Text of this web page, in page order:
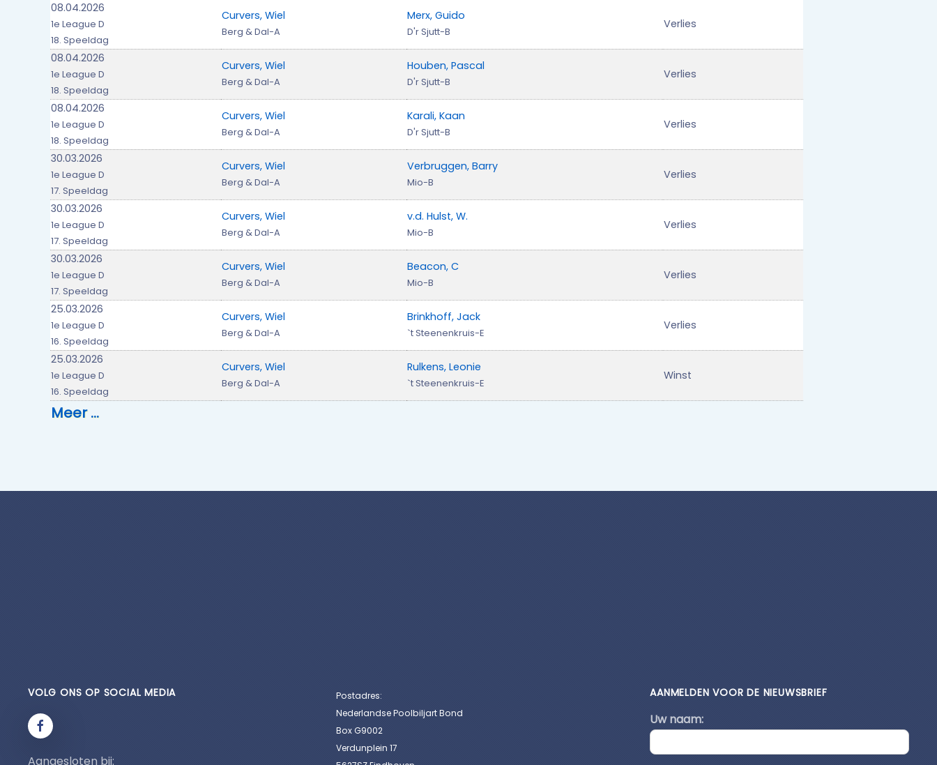
08.04.2026
1e League D
18. Speeldag
Curvers, Wiel
Berg & Dal-A
Merx, Guido
D'r Sjutt-B
Verlies
08.04.2026
1e League D
18. Speeldag
Curvers, Wiel
Berg & Dal-A
Houben, Pascal
D'r Sjutt-B
Verlies
08.04.2026
1e League D
18. Speeldag
Curvers, Wiel
Berg & Dal-A
Karali, Kaan
D'r Sjutt-B
Verlies
30.03.2026
1e League D
17. Speeldag
Curvers, Wiel
Berg & Dal-A
Verbruggen, Barry
Mio-B
Verlies
30.03.2026
1e League D
17. Speeldag
Curvers, Wiel
Berg & Dal-A
v.d. Hulst, W.
Mio-B
Verlies
30.03.2026
1e League D
17. Speeldag
Curvers, Wiel
Berg & Dal-A
Beacon, C
Mio-B
Verlies
25.03.2026
1e League D
16. Speeldag
Curvers, Wiel
Berg & Dal-A
Brinkhoff, Jack
`t Steenenkruis-E
Verlies
25.03.2026
1e League D
16. Speeldag
Curvers, Wiel
Berg & Dal-A
Rulkens, Leonie
`t Steenenkruis-E
Winst
Meer …
VOLG ONS OP SOCIAL MEDIA
Aangesloten bij:
Postadres:
Nederlandse Poolbiljart Bond
Box G9002
Verdunplein 17
AANMELDEN VOOR DE NIEUWSBRIEF
Uw naam: